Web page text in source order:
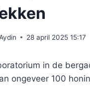
28 april 2025 15:17
in de
ongeveer 100